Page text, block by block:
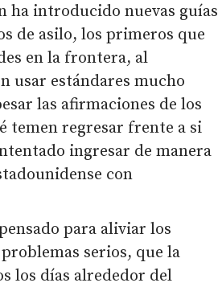
ha introducido nuevas guías
de asilo, los primeros que
en la frontera, al
usar estándares mucho
las afirmaciones de los
temen regresar frente a si
ingresar de manera
con
para aliviar los
serios, que la
los días alrededor del